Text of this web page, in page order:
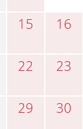
15 16
22 23
29 30